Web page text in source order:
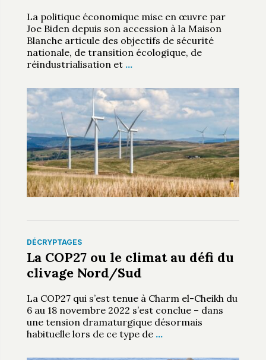
La politique économique mise en œuvre par
Joe Biden depuis son accession à la Maison
Blanche articule des objectifs de sécurité
nationale, de transition écologique, de
réindustrialisation et …
DÉCRYPTAGES
La COP27 ou le climat au défi du
clivage Nord/Sud
La COP27 qui s’est tenue à Charm el-Cheikh du
6 au 18 novembre 2022 s’est conclue – dans
une tension dramaturgique désormais
habituelle lors de ce type de …